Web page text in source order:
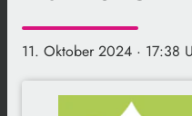
11. Oktober 2024 · 17:38